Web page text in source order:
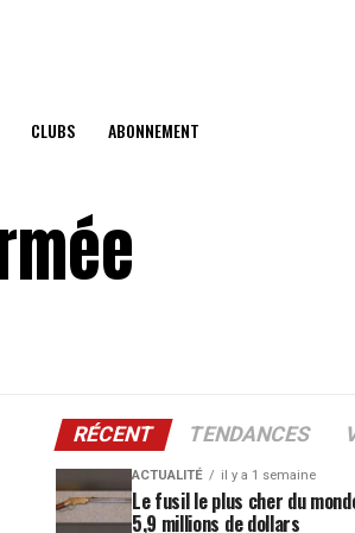
CLUBS ABONNEMENT
RÉCENT TENDANCES
ACTUALITÉ il y a 1 semaine
Le fusil le plus cher du
5,9 millions de dollars